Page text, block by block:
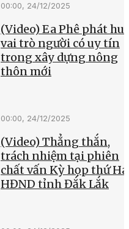
00:00, 24/12/2025
(Video) Ea Phê phát
vai trò người có uy tín
trong xây dựng nông
thôn mới
00:00, 24/12/2025
(Video) Thẳng thắn,
trách nhiệm tại phiên
chất vấn Kỳ họp thứ
HĐND tỉnh Đắk Lắk